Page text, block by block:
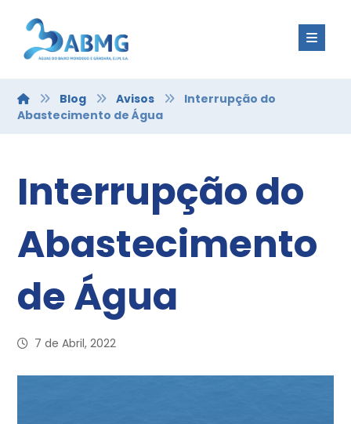
Blog Avisos
Interrupção do
Abastecimento de Água
Interrupção do
Abastecimento
de Água
7 de Abril, 2022